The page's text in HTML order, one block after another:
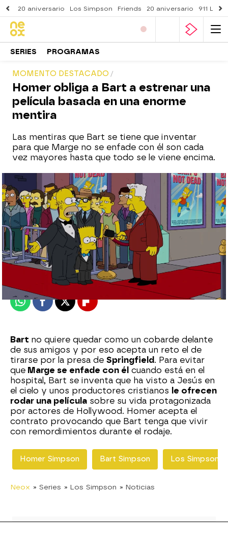
20 aniversario Los Simpson Friends 20 aniversario 911
SERIES PROGRAMAS
MOMENTO DESTACADO
Homer obliga a Bart a estrenar una
película basada en una enorme
mentira
Las mentiras que Bart se tiene que inventar
para que Marge no se enfade con él son cada
vez mayores hasta que todo se le viene encima.
neox
Madrid
Publicado: 15 de marzo de 2020, 23:04
WhatsappFacebook
X Flipboard
Bart no quiere quedar como un cobarde delante
de sus amigos y por eso acepta un reto el de
tirarse por la presa de Springfield . Para evitar
que Marge se enfade con él cuando está en el
hospital, Bart se inventa que ha visto a Jesús en
el cielo y unos productores cristianos le ofrecen
rodar una película sobre su vida protagonizada
por actores de Hollywood. Homer acepta el
contrato provocando que Bart tenga que vivir
con remordimientos durante el rodaje.
Homer Simpson Bart Simpson Los Simpson
Neox » Series » Los Simpson » Noticias